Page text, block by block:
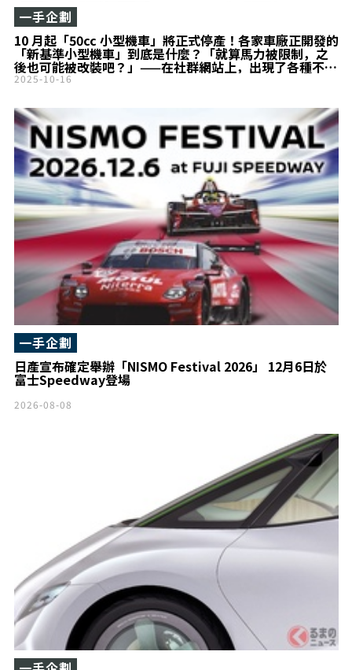
10 月起「50cc 小型機車」將正式停產！各家車廠正開發的
「新基準小型機車」到底是什麼？「就算馬力被限制，之
後也可能被改裝吧？」——在社群網站上，出現了各種不同
的擔憂聲音
一手企劃
2025-10-16
日產宣布確定舉辦「NISMO Festival 2026」 12月6日於
富士Speedway登場
一手企劃
2026-08-08